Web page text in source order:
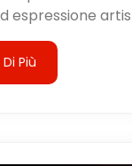
espressione
Più